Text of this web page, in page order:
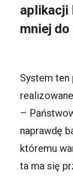
aplikacji
mniej
System ten
–
naprawdę
któremu
ta ma się